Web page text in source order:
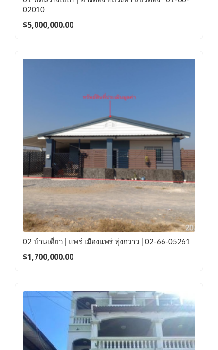
02010
$5,000,000.00
02 บ้านเดี่ยว | แพร่ เมืองแพร่ ทุ่งกวาว | 02-66-05261
$1,700,000.00